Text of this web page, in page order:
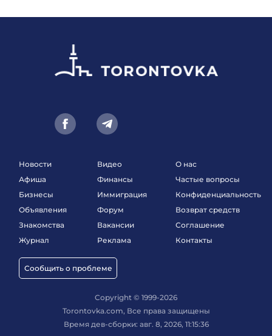
Новости
Афиша
Бизнесы
Объявления
Знакомства
Журнал
Сообщить о проблеме
Видео
Финансы
Иммиграция
Форум
Вакансии
Реклама
О нас
Частые вопросы
Конфиденциальность
Возврат средств
Соглашение
Контакты
Copyright © 1999-2026
Torontovka.com, Все права защищены
Время дев-сборки: авг. 8, 2026, 11:15:36